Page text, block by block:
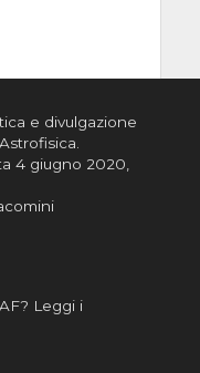
e divulgazione
4 giugno 2020,
Leggi i